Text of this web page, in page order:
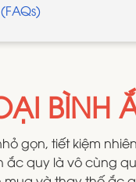
BÌNH
gọn, tiết kiệm
quy là vô cùng